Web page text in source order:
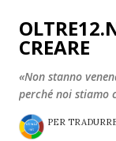
CREARE
«Non stanno
perché noi stiamo
PER